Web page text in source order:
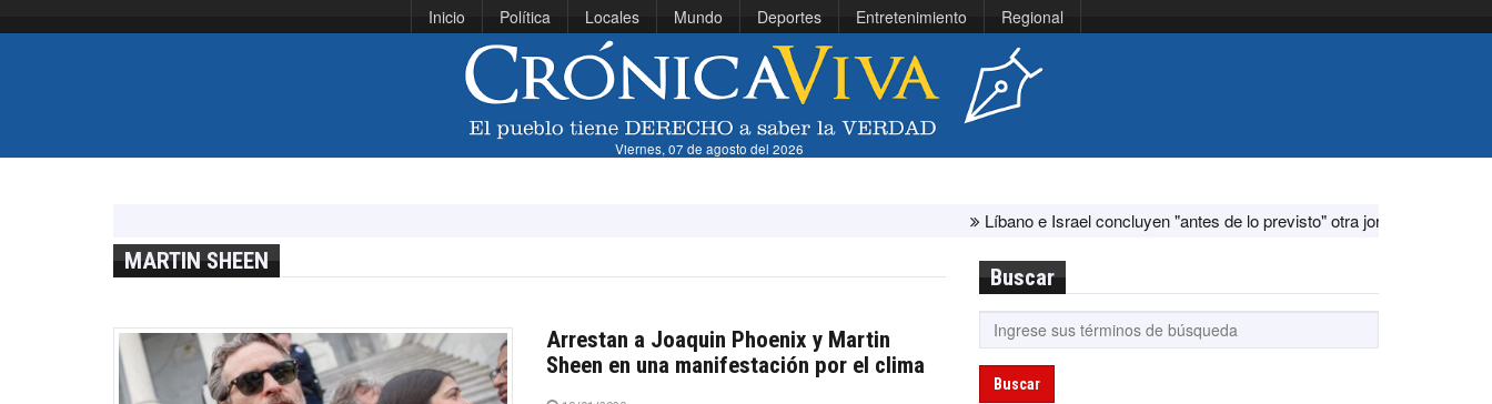
Inicio Política Locales Mundo Deportes Entretenimiento Regional
Viernes, 07 de agosto del 2026
Líbano e Israel concluyen "antes de lo previsto" otra jornada de diálogo por
MARTIN SHEEN
Arrestan a Joaquin Phoenix y Martin
Sheen en una manifestación por el clima
Buscar
Buscar